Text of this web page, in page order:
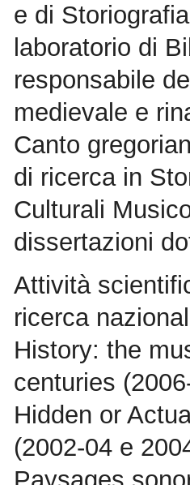
e di
laboratorio di
responsabile
medievale e
Canto
di ricerca in
Culturali
dissertazioni
Attività
ricerca
History: the
centuries
Hidden or
(2002-04 e